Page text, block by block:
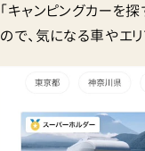
「キャンピングカーを
ので、気になる車やエ